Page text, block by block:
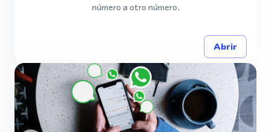
número a otro número.
Abrir